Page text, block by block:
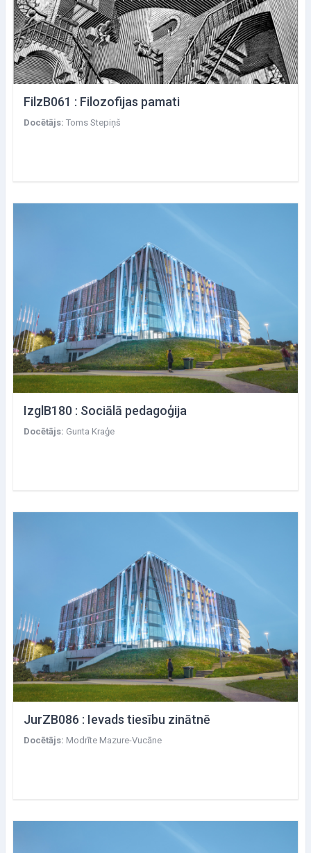
FilzB061 : Filozofijas pamati
Docētājs: Toms Stepiņš
IzglB180 : Sociālā pedagoģija
Docētājs: Gunta Kraģe
JurZB086 : Ievads tiesību zinātnē
Docētājs: Modrīte Mazure-Vucāne